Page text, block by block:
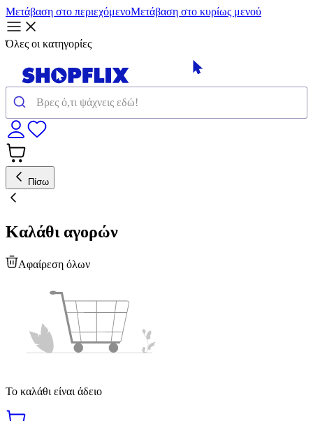
Μετάβαση στο περιεχόμενοΜετάβαση στο κυρίως μενού
Όλες οι κατηγορίες
Πίσω
Καλάθι αγορών
Αφαίρεση όλων
Το καλάθι είναι άδειο